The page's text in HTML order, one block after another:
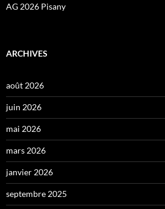
AG 2026 Pisany
ARCHIVES
août 2026
juin 2026
mai 2026
mars 2026
janvier 2026
septembre 2025